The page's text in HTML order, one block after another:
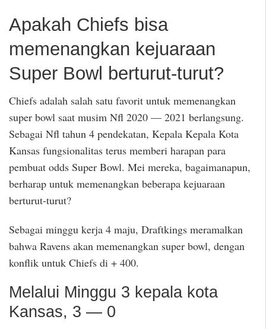
Apakah Chiefs bisa
memenangkan kejuaraan
Super Bowl berturut-turut?
Chiefs adalah salah satu favorit untuk memenangkan
super bowl saat musim Nfl 2020 — 2021 berlangsung.
Sebagai Nfl tahun 4 pendekatan, Kepala Kepala Kota
Kansas fungsionalitas terus memberi harapan para
pembuat odds Super Bowl. Mei mereka, bagaimanapun,
berharap untuk memenangkan beberapa kejuaraan
berturut-turut?
Sebagai minggu kerja 4 maju, Draftkings meramalkan
bahwa Ravens akan memenangkan super bowl, dengan
konflik untuk Chiefs di + 400.
Melalui Minggu 3 kepala kota
Kansas, 3 — 0